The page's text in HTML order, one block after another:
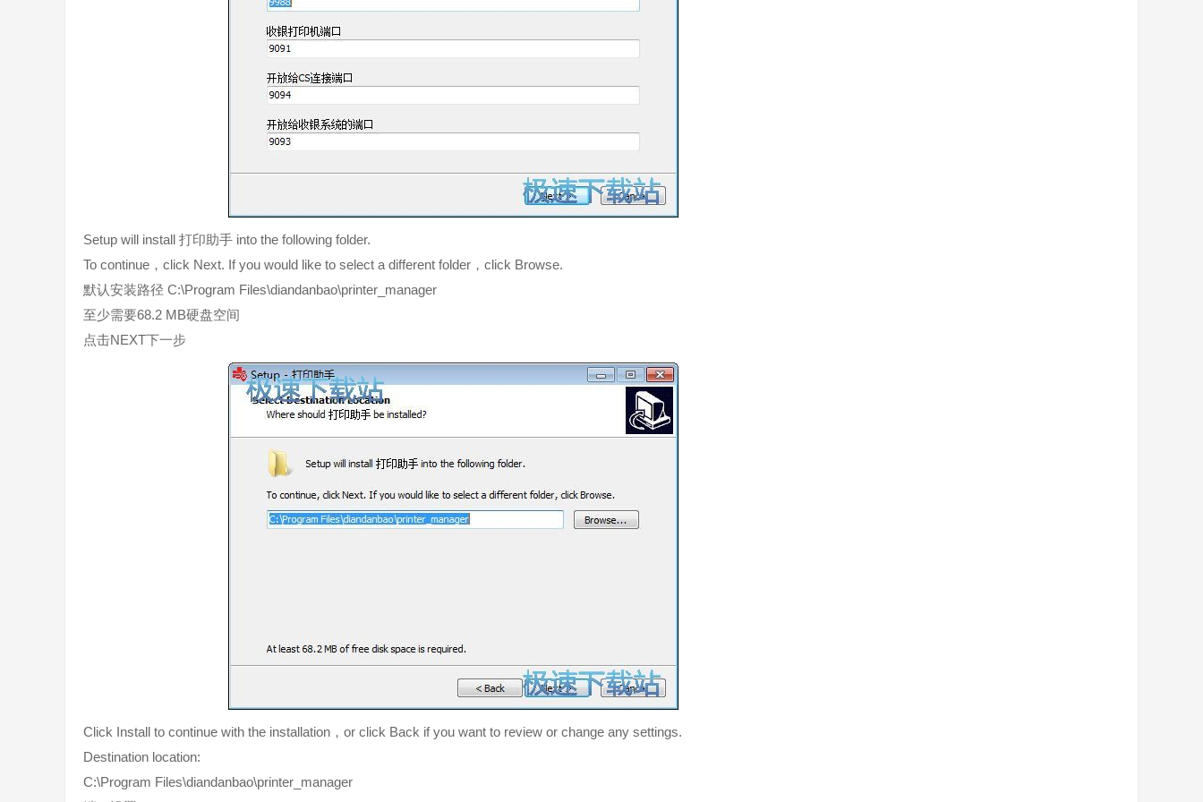
Setup will install 打印助手 into the following folder.
To continue，click Next. If you would like to select a different folder，click Browse.
默认安装路径 C:\Program Files\diandanbao\printer_manager
至少需要68.2 MB硬盘空间
点击NEXT下一步
Click Install to continue with the installation，or click Back if you want to review or change any settings.
Destination location:
C:\Program Files\diandanbao\printer_manager